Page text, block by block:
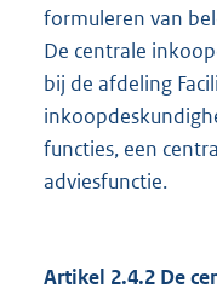
formuleren van
De centrale
bij de afdeling
functies, een
adviesfunctie.
Artikel 2.4.2 De